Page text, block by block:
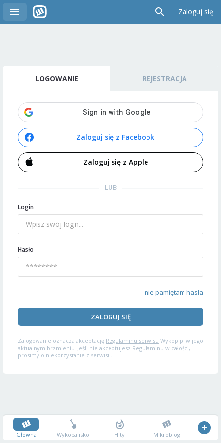
Zaloguj się
LOGOWANIE REJESTRACJA
Zaloguj się z Facebook
Zaloguj się z Apple
LUB
Login
Hasło
nie pamiętam hasła
ZALOGUJ SIĘ
Zalogowanie oznacza akceptację Regulaminu serwisu Wykop.pl w jego
aktualnym brzmieniu. Jeśli nie akceptujesz Regulaminu w całości,
prosimy o niekorzystanie z serwisu.
Główna Wykopalisko Hity Mikroblog